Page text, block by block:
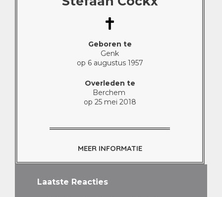
Geboren te
Genk
op 6 augustus 1957
Overleden te
Berchem
op 25 mei 2018
MEER INFORMATIE
Laatste Reacties